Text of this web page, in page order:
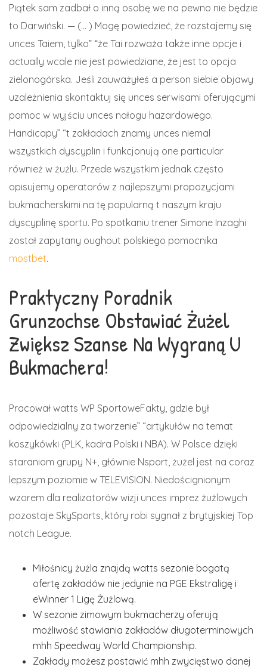
Piątek sam zadbał o inną osobę we na pewno nie będzie
to Darwiński. — (… ) Mogę powiedzieć, że rozstajemy się
unces Taiem, tylko” “że Tai rozważa także inne opcje i
actually wcale nie jest powiedziane, że jest to opcja
zielonogórska. Jeśli zauważyłeś a person siebie objawy
uzależnienia skontaktuj się unces serwisami oferującymi
pomoc w wyjściu unces nałogu hazardowego.
Handicapy” “t zakładach znamy unces niemal
wszystkich dyscyplin i funkcjonują one particular
również w żużlu. Przede wszystkim jednak często
opisujemy operatorów z najlepszymi propozycjami
bukmacherskimi na tę popularną t naszym kraju
dyscyplinę sportu. Po spotkaniu trener Simone Inzaghi
został zapytany oughout polskiego pomocnika
mostbet.
Praktyczny Poradnik
Grunzochse Obstawiać Żużel
Zwiększ Szanse Na Wygraną U
Bukmachera!
Pracował watts WP SportoweFakty, gdzie był
odpowiedzialny za tworzenie” “artykułów na temat
koszykówki (PLK, kadra Polski i NBA). W Polsce dzięki
staraniom grupy N+, głównie Nsport, żużel jest na coraz
lepszym poziomie w TELEVISION. Niedoścignionym
wzorem dla realizatorów wizji unces imprez żużlowych
pozostaje SkySports, który robi sygnał z brytyjskiej Top
notch League.
Miłośnicy żużla znajdą watts sezonie bogatą
ofertę zakładów nie jedynie na PGE Ekstraligę i
eWinner 1 Ligę Żużlową.
W sezonie zimowym bukmacherzy oferują
możliwość stawiania zakładów długoterminowych
mhh Speedway World Championship.
Zakłady możesz postawić mhh zwycięstwo danej